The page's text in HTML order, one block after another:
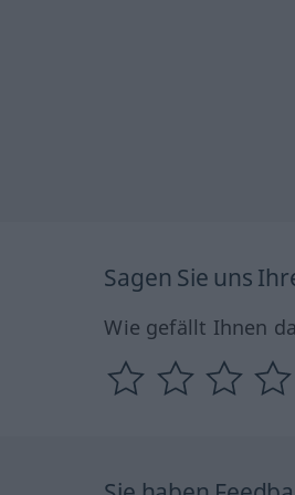
Sagen Sie uns
Wie gefällt Ihnen